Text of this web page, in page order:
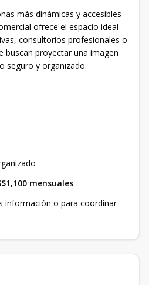
más dinámicas y accesibles
ofrece el espacio ideal
consultorios profesionales o
buscan proyectar una imagen
seguro y organizado.
mensuales
información o para coordinar